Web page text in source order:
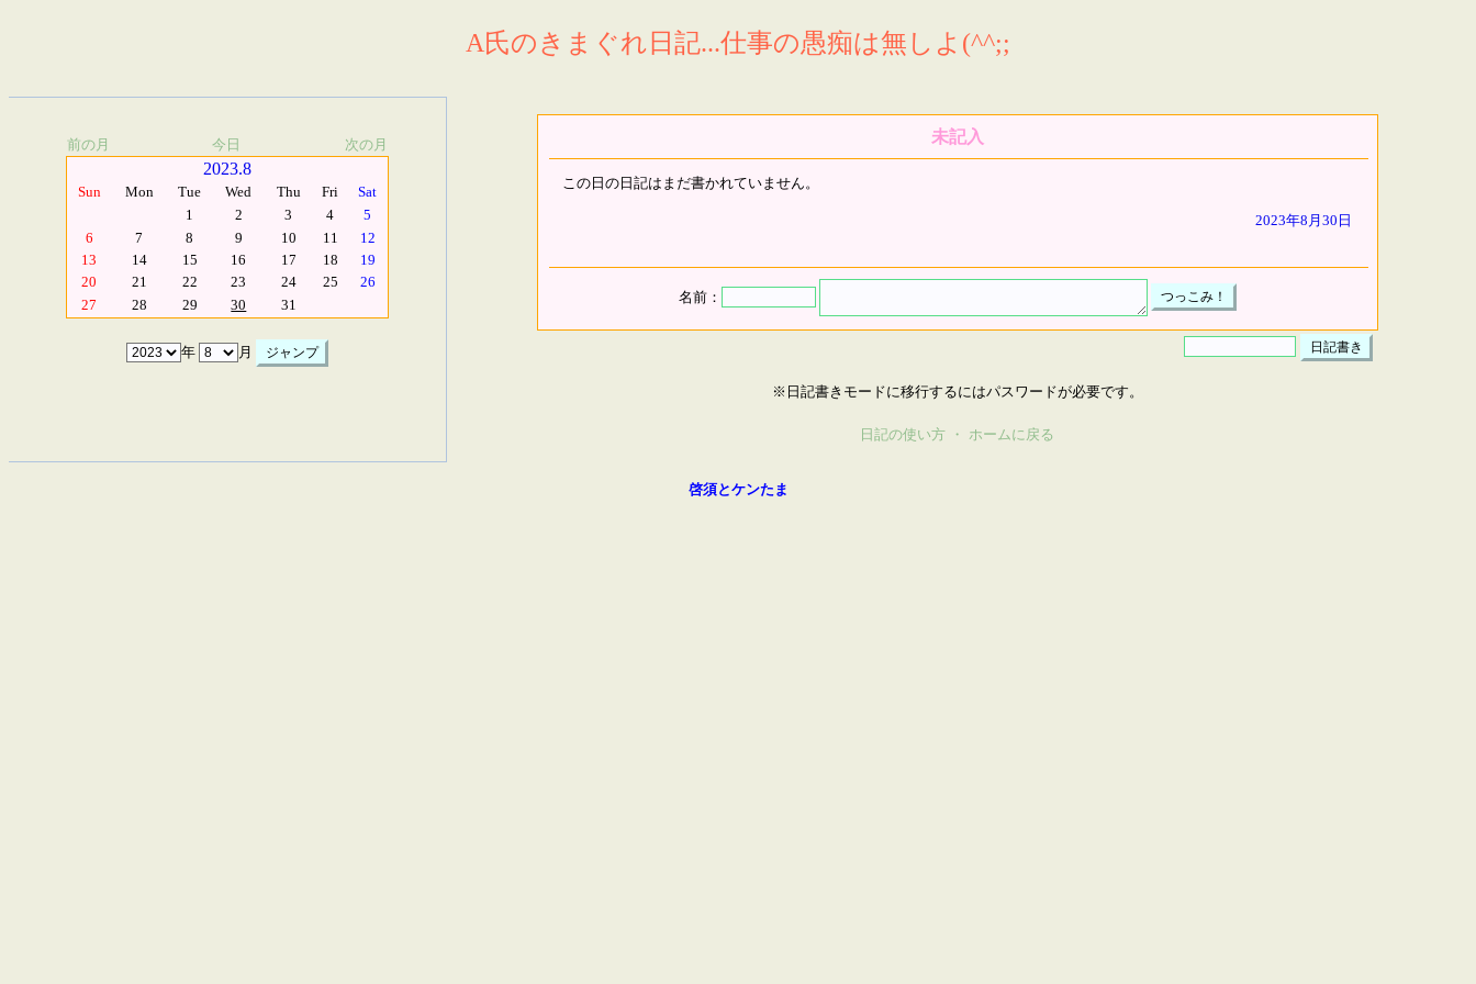
A氏のきまぐれ日記...仕事の愚痴は無しよ(^^;;
前の月 今日 次の月
2023.8
Sun Mon Tue Wed Thu Fri
Sat
1
2 3 4
5
6
7 8 9 10 11
12
13
14 15 16 17 18
19
20
21 22 23 24 25
26
27
28 29 30 31
年 月
未記入
この日の日記はまだ書かれていません。
2023年8月30日
名前：
※日記書きモードに移行するにはパスワードが必要です。
日記の使い方 ・ ホームに戻る
啓須とケンたま